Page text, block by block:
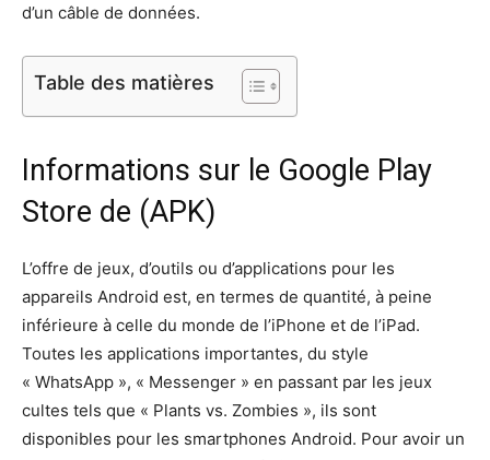
d’un câble de données.
Table des matières
Informations sur le Google Play
Store de (APK)
L’offre de jeux, d’outils ou d’applications pour les
appareils Android est, en termes de quantité, à peine
inférieure à celle du monde de l’iPhone et de l’iPad.
Toutes les applications importantes, du style
« WhatsApp », « Messenger » en passant par les jeux
cultes tels que « Plants vs. Zombies », ils sont
disponibles pour les smartphones Android. Pour avoir un